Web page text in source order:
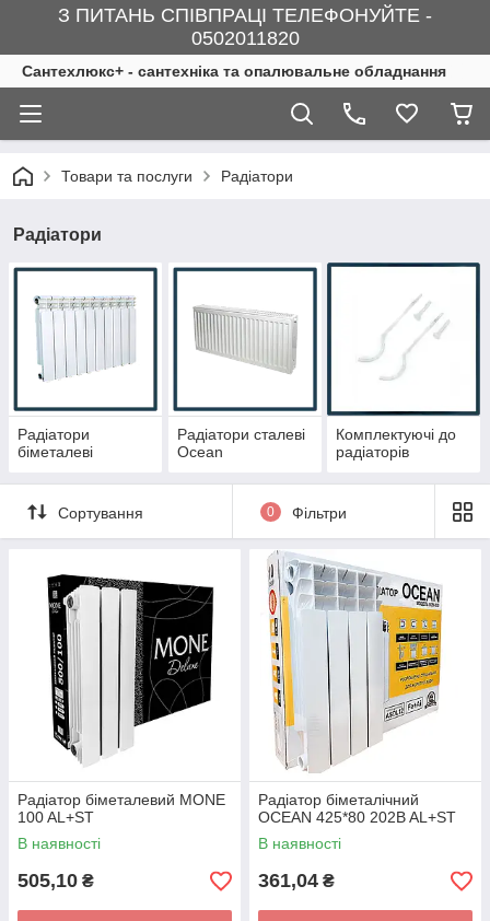
З ПИТАНЬ СПІВПРАЦІ ТЕЛЕФОНУЙТЕ -
0502011820
Сантехлюкс+ - сантехніка та опалювальне обладнання
Товари та послуги Радіатори
Радіатори
Радіатори
біметалеві
Радіатори сталеві
Ocean
Комплектуючі до
радіаторів
Сортування 0 Фільтри
Радіатор біметалевий MONE
100 AL+ST
В наявності
505,10 ₴
Радіатор біметалічний
OCEAN 425*80 202B AL+ST
В наявності
361,04 ₴